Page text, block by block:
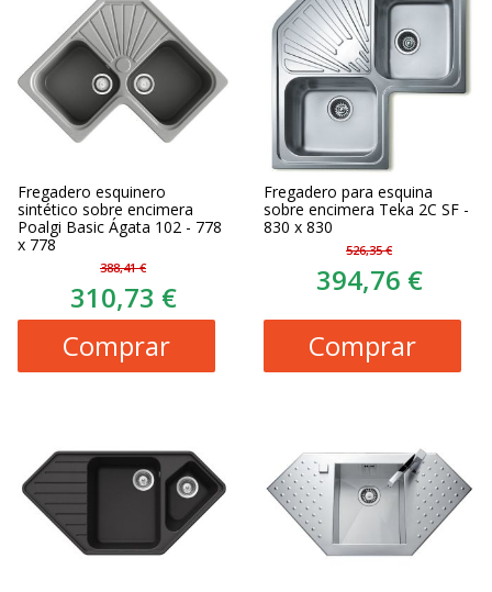
Fregadero esquinero
sintético sobre encimera
Poalgi Basic Ágata 102 - 778
x 778
388,41 €
310,73 €
Comprar
Fregadero para esquina
sobre encimera Teka 2C SF -
830 x 830
526,35 €
394,76 €
Comprar